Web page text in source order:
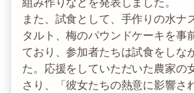
また、試食として、手作りの水ナ
タルト、梅のパウンドケーキを事
ており、参加者たちは試食をしな
た。応援をしていただいた農家の
さり、「彼女たちの熱意に影響さ